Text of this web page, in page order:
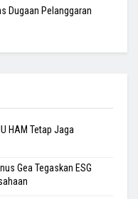
Dugaan Pelanggaran
HAM Tetap Jaga
Gea Tegaskan ESG